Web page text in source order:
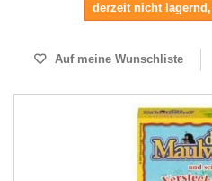
derzeit nicht
Auf meine Wunschliste